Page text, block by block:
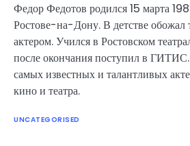
Федор Федотов родился 15 марта
Ростове-на-Дону. В детстве обожал
актером. Учился в Ростовском
после окончания поступил в
самых известных и талантливых
кино и театра.
UNCATEGORISED